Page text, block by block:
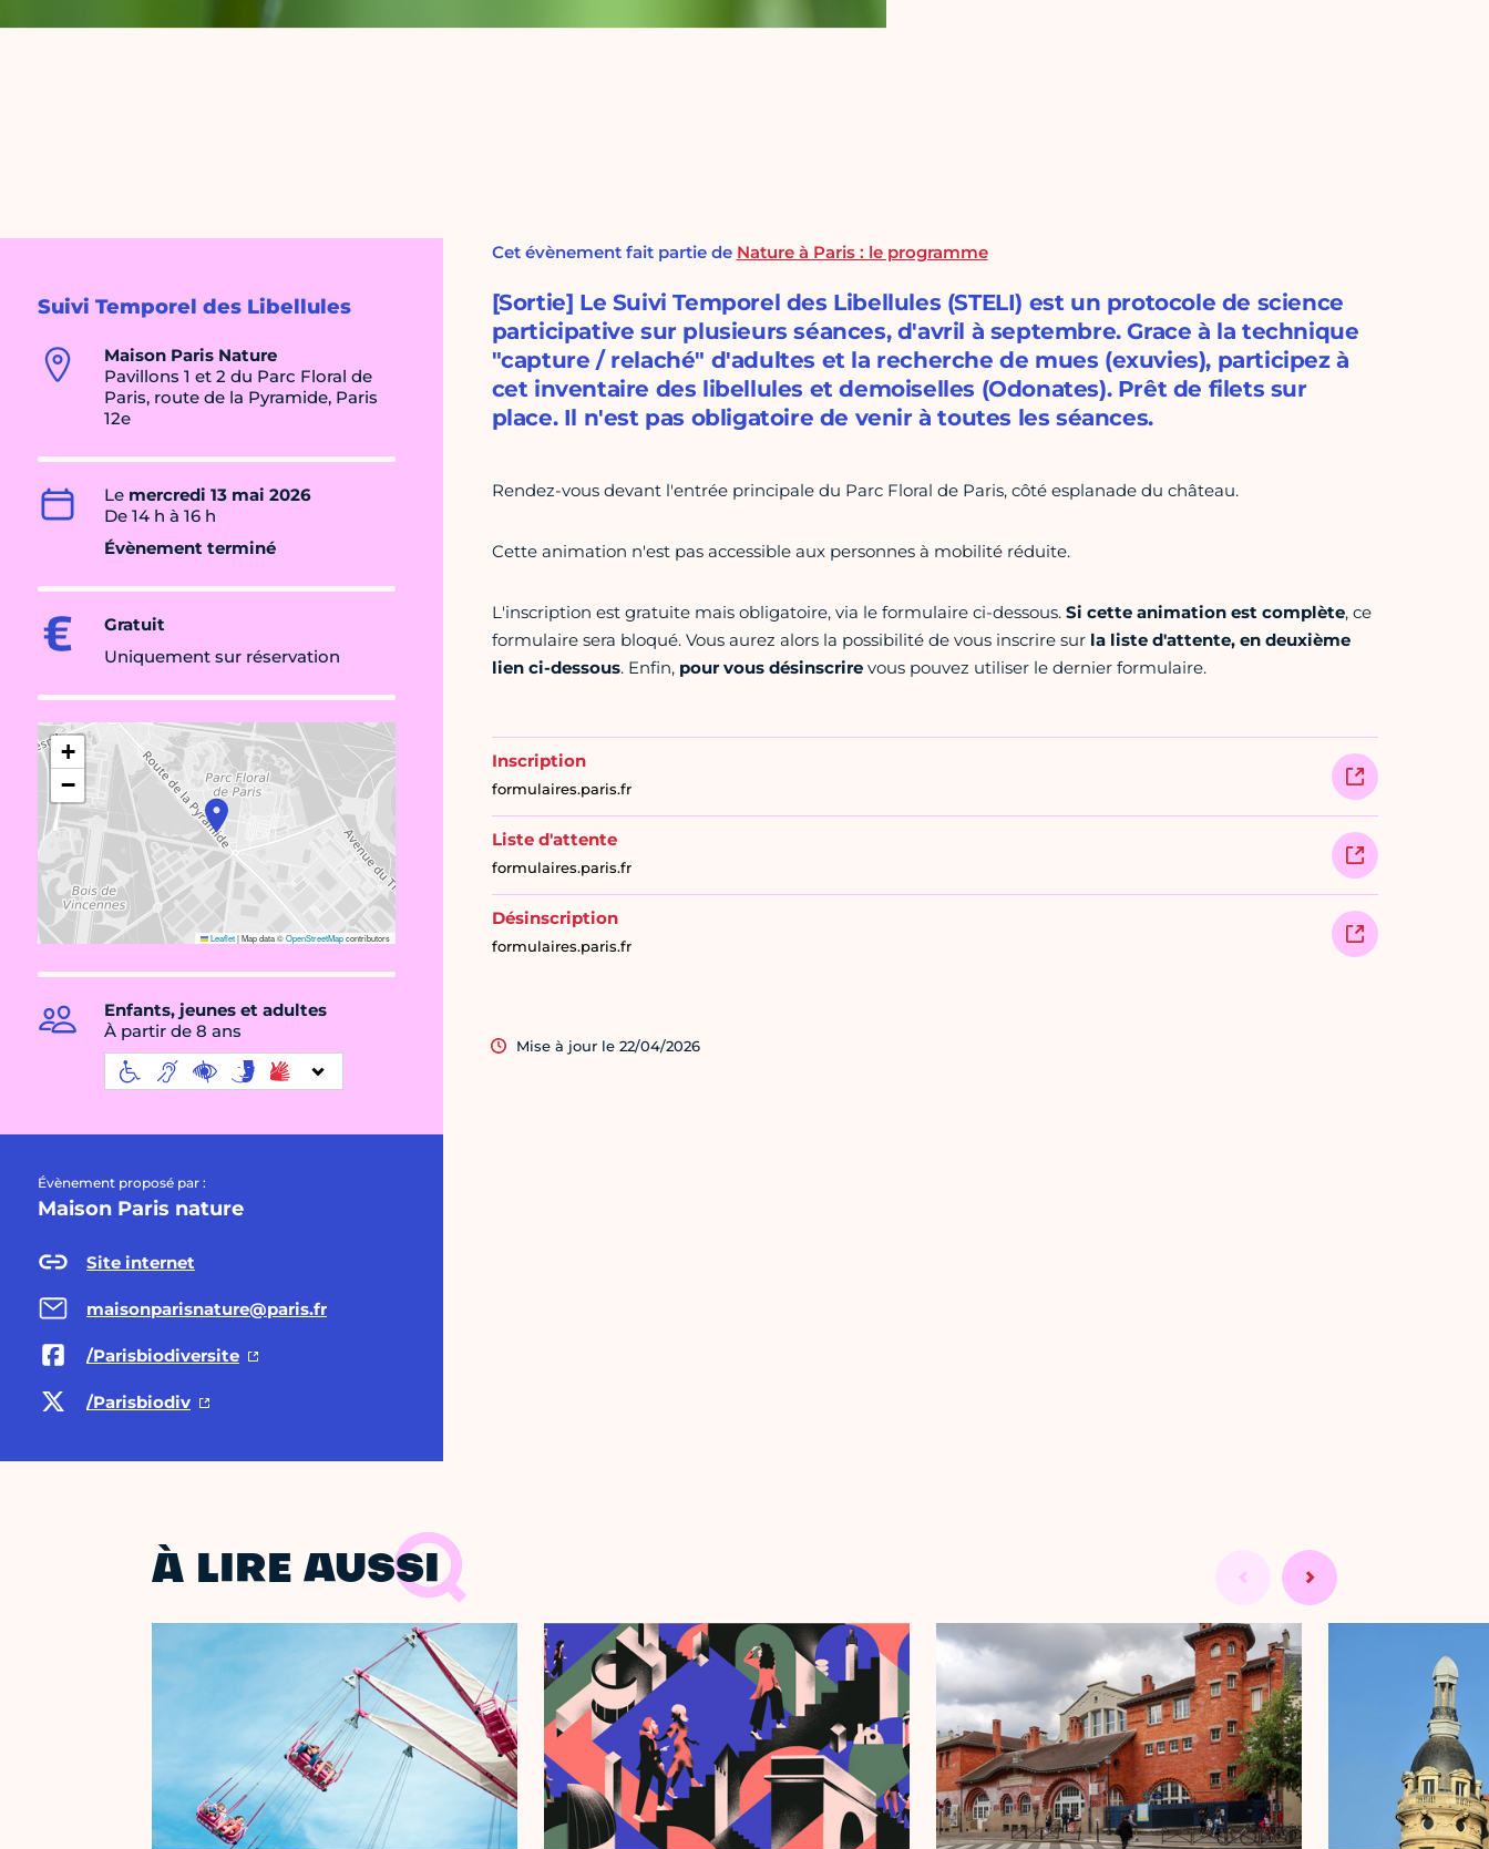
Suivi Temporel des Libellules
Maison Paris Nature
Pavillons 1 et 2 du Parc Floral de
Paris, route de la Pyramide, Paris
12e
Le mercredi 13 mai 2026
De 14 h à 16 h
Évènement terminé
Gratuit
Uniquement sur réservation
+
−
Leaflet|Map data ©OpenStreetMapcontributors
Enfants, jeunes et adultes
À partir de 8 ans
Évènement proposé par :
Maison Paris nature
Site internet
maisonparisnature@paris.fr
/Parisbiodiversite
/Parisbiodiv
Cet évènement fait partie de Nature à Paris : le programme
[Sortie] Le Suivi Temporel des Libellules (STELI) est un protocole de science
participative sur plusieurs séances, d'avril à septembre. Grace à la technique
"capture / relaché" d'adultes et la recherche de mues (exuvies), participez à
cet inventaire des libellules et demoiselles (Odonates). Prêt de filets sur
place. Il n'est pas obligatoire de venir à toutes les séances.
Rendez-vous devant l'entrée principale du Parc Floral de Paris, côté esplanade du château.
Cette animation n'est pas accessible aux personnes à mobilité réduite.
L'inscription est gratuite mais obligatoire, via le formulaire ci-dessous. Si cette animation est complète, ce
formulaire sera bloqué. Vous aurez alors la possibilité de vous inscrire sur la liste d'attente, en deuxième
lien ci-dessous. Enfin, pour vous désinscrirevous pouvez utiliser le dernier formulaire.
Inscription
formulaires.paris.fr
Liste d'attente
formulaires.paris.fr
Désinscription
formulaires.paris.fr
Mise à jour le 22/04/2026
À LIRE AUSSI